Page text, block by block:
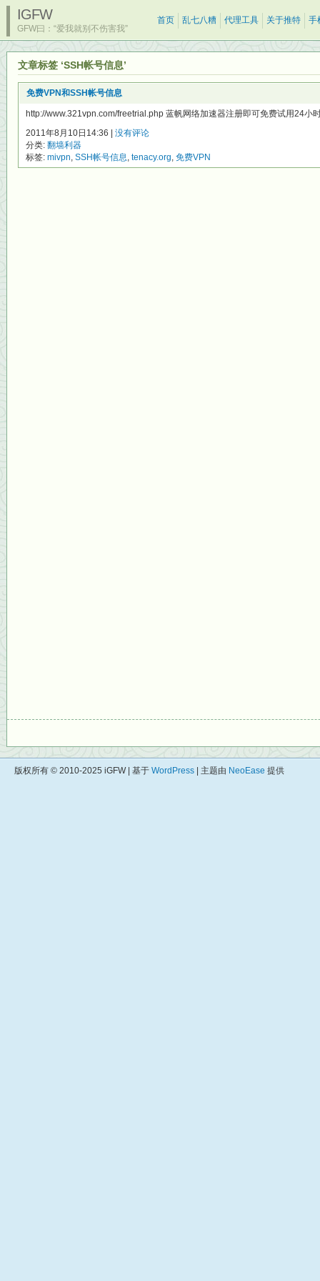
IGFW
GFW曰：“爱我就别不伤害我”
首页 乱七八糟 代理工具 关于推特 手
文章标签 ‘SSH帐号信息’
免费VPN和SSH帐号信息
http://www.321vpn.com/freetrial.php 蓝帆网络加速器注册即可免费试用24小
2011年8月10日14:36 | 没有评论
分类: 翻墙利器
标签: mivpn, SSH帐号信息, tenacy.org, 免费VPN
版权所有 © 2010-2025 iGFW | 基于 WordPress | 主题由 NeoEase 提供